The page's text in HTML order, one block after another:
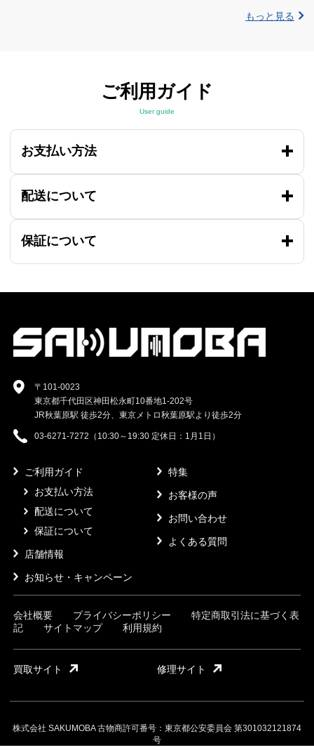
もっと見る
ご利用ガイド
User guide
お支払い方法
配送について
保証について
〒101-0023
東京都千代田区神田松永町10番地1-202号
JR秋葉原駅 徒歩2分、東京メトロ秋葉原駅より徒歩2分
03-6271-7272（10:30～19:30 定休日：1月1日）
ご利用ガイド
お支払い方法
配送について
保証について
店舗情報
お知らせ・キャンペーン
特集
お客様の声
お問い合わせ
よくある質問
会社概要 プライバシーポリシー
特定商取引法に基づく表
記
サイトマップ 利用規約
買取サイト 修理サイト
株式会社 SAKUMOBA 古物商許可番号：東京都公安委員会 第301032121874
号